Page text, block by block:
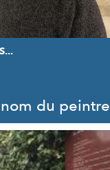
du peintre